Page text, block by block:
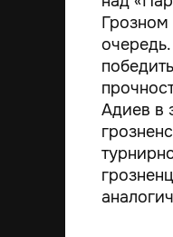
Грозном
Адиев в